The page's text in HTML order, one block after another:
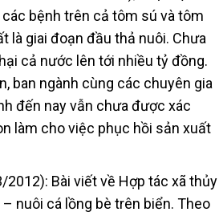
bệnh trên cả tôm sú và tôm
là giai đoạn đầu thả nuôi. Chưa
cả nước lên tới nhiều tỷ đồng.
ban ngành cùng các chuyên gia
đến nay vẫn chưa được xác
làm cho việc phục hồi sản xuất
Bài viết về Hợp tác xã thủy
nuôi cá lồng bè trên biển. Theo